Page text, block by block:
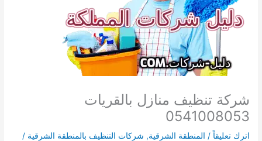
شركة تنظيف منازل بالقريات
0541008053
اترك تعليقاً / المنطقة الشرقية, شركات التنظيف بالمنطقة الشرقية /